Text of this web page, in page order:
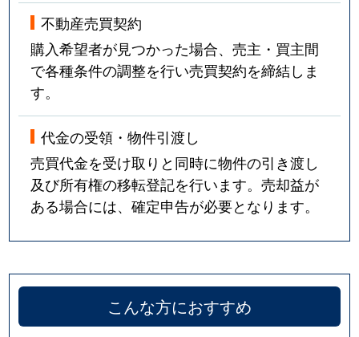
不動産売買契約
購入希望者が見つかった場合、売主・買主間
で各種条件の調整を行い売買契約を締結しま
す。
代金の受領・物件引渡し
売買代金を受け取りと同時に物件の引き渡し
及び所有権の移転登記を行います。売却益が
ある場合には、確定申告が必要となります。
こんな方におすすめ